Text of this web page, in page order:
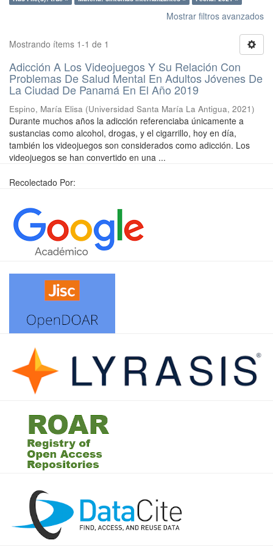
Mostrar filtros avanzados
Mostrando ítems 1-1 de 1
Adicción A Los Videojuegos Y Su Relación Con
Problemas De Salud Mental En Adultos Jóvenes De
La Ciudad De Panamá En El Año 2019
Espino, María Elisa (Universidad Santa María La Antigua, 2021)
Durante muchos años la adicción referenciaba únicamente a
sustancias como alcohol, drogas, y el cigarrillo, hoy en día,
también los videojuegos son considerados como adicción. Los
videojuegos se han convertido en una ...
Recolectado Por: